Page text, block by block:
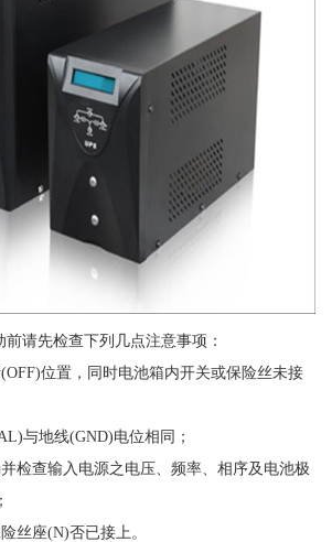
前请先检查下列几点注意事项：
位置，同时电池箱内开关或保险丝未接
与地线(GND)电位相同；
检查输入电源之电压、频率、相序及电池极
丝座(N)否已接上。